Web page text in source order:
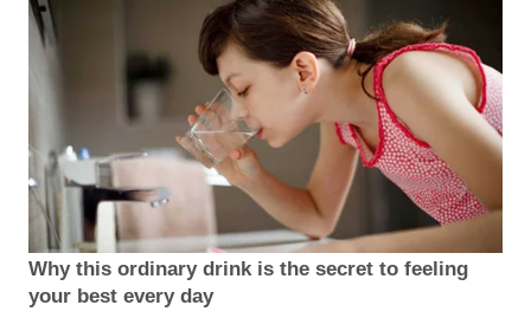
Why this ordinary drink is the secret to feeling
your best every day